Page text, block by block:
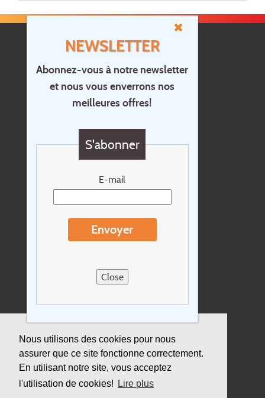
Nous utilisons des cookies pour nous
assurer que ce site fonctionne correctement.
En utilisant notre site, vous acceptez
l'utilisation de cookies!
Lire plus
NEWSLETTER
Abonnez-vous à notre newsletter
et nous vous enverrons nos
meilleures offres!
S'abonner
E-mail
Envoyer
Close
Accueil
Contact
Questions?
Newsletter
Conditions de voyage
Sitemap
Assurance